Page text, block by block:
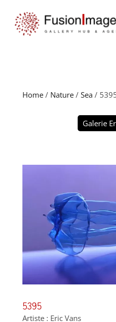
Home/ Nature/ Sea/
Galerie
5395
Artiste : Eric Vans